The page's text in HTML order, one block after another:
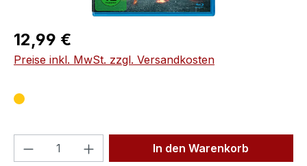
Regulärer Preis:
12,99 €
Preise inkl. MwSt. zzgl. Versandkosten
Produkt Anzahl: Gib denIn den Warenkorb